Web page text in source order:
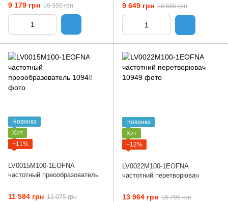
9 179 грн 10 355 грн 9 649 грн 10 565 грн
Новинка
Хит
−11%
LV0015M100-1EOFNA
частотный преообразователь
11 584 грн 13 075 грн
Новинка
Хит
−12%
LV0022M100-1EOFNA
частотний перетворювач
13 964 грн 15 795 грн